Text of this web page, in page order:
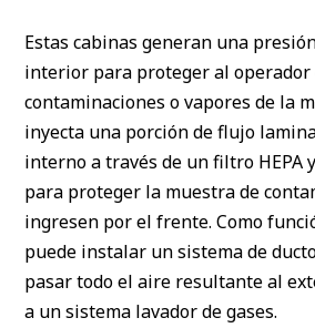
Estas cabinas generan una
interior para proteger al operador
contaminaciones o vapores de la
inyecta una porción de flujo
interno a través de un filtro HEPA
para proteger la muestra de
ingresen por el frente. Como
puede instalar un sistema de
pasar todo el aire resultante al
a un sistema lavador de gases.